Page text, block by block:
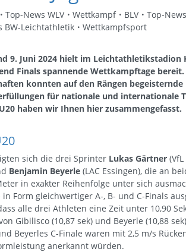
Top-News WLV Wettkampf BLV Top-
BW-Leichtathletik
Wettkampfsport
9. Juni 2024 hielt im
Finals spannende Wettkampftage
konnten auf den Rängen
für nationale und internationale
haben wir Ihnen hier zusammengefasst.
sich die drei Sprinter Lukas Gärtner
Benjamin Beyerle (LAC Essingen), die an
in exakter Reihenfolge unter sich
Form gleichwertiger A-, B- und C-Finals
alle drei Athleten eine Zeit unter 10,90
Gibilisco (10,87 sek) und Beyerle (10,88
Beyerles C-Finale waren mit 2,5 m/s
anerkannt würden.